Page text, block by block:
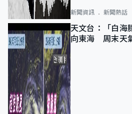
新聞資訊 新聞熱話
天文台：「白海
向東海 周末天